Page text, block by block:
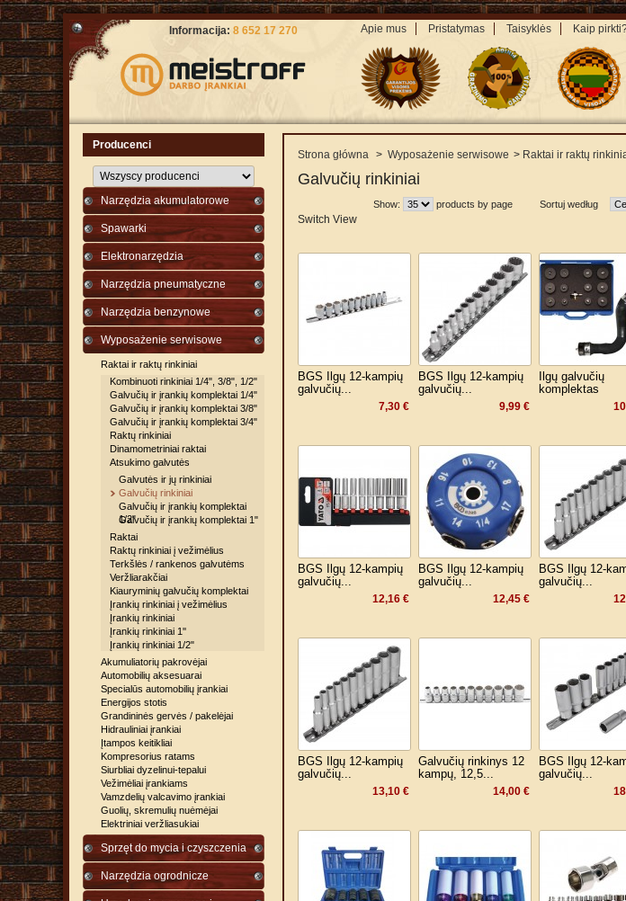
Apie mus Pristatymas Taisyklės Kaip
Informacija: 8 652 17 270
Producenci
Narzędzia akumulatorowe
Spawarki
Elektronarzędzia
Narzędzia pneumatyczne
Narzędzia benzynowe
Wyposażenie serwisowe
Raktai ir raktų rinkiniai
Kombinuoti rinkiniai 1/4", 3/8", 1/2"
Galvučių ir įrankių komplektai 1/4"
Galvučių ir įrankių komplektai 3/8"
Galvučių ir įrankių komplektai 3/4"
Raktų rinkiniai
Dinamometriniai raktai
Atsukimo galvutės
Galvutės ir jų rinkiniai
Galvučių rinkiniai
Galvučių ir įrankių komplektai
1/2"
Galvučių ir įrankių komplektai 1"
Raktai
Raktų rinkiniai į vežimėlius
Terkšlės / rankenos galvutėms
Veržliarakčiai
Kiauryminių galvučių komplektai
Įrankių rinkiniai į vežimėlius
Įrankių rinkiniai
Įrankių rinkiniai 1''
Įrankių rinkiniai 1/2"
Akumuliatorių pakrovėjai
Automobilių aksesuarai
Specialūs automobilių įrankiai
Energijos stotis
Grandininės gervės / pakelėjai
Hidrauliniai įrankiai
Įtampos keitikliai
Kompresorius ratams
Siurbliai dyzelinui-tepalui
Vežimėliai įrankiams
Vamzdelių valcavimo įrankiai
Guolių, skremulių nuėmėjai
Elektriniai veržliasukiai
Sprzęt do mycia i czyszczenia
Narzędzia ogrodnicze
Strona główna > Wyposażenie serwisowe > Raktai ir raktų
Galvučių rinkiniai
Sortuj według
Show: products by page
Switch View
BGS Ilgų 12-kampių
galvučių...
7,30 €
BGS Ilgų 12-kampių
galvučių...
9,99 €
Ilgų galvučių
komplektas
BGS Ilgų 12-kampių
galvučių...
12,16 €
BGS Ilgų 12-kampių
galvučių...
12,45 €
BGS Ilgų 12-
galvučių...
BGS Ilgų 12-kampių
galvučių...
13,10 €
Galvučių rinkinys 12
kampų, 12,5...
14,00 €
BGS Ilgų 12-
galvučių...